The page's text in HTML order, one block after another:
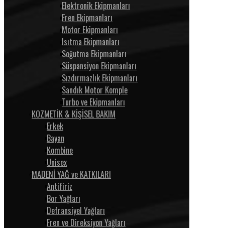
Elektronik Ekipmanları
Fren Ekipmanları
Motor Ekipmanları
Isıtma Ekipmanları
Soğutma Ekipmanları
Süspansiyon Ekipmanları
Sızdırmazlık Ekipmanları
Sandık Motor Komple
Turbo ve Ekipmanları
KOZMETİK & KİŞİSEL BAKIM
Erkek
Bayan
Kombine
Unisex
MADENİ YAĞ ve KATKILARI
Antifiriz
Bor Yağları
Defransiyel Yağları
Fren ve Direksiyon Yağları